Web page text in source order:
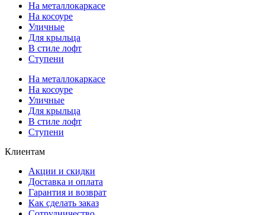
На металлокаркасе
На косоуре
Уличные
Для крыльца
В стиле лофт
Ступени
На металлокаркасе
На косоуре
Уличные
Для крыльца
В стиле лофт
Ступени
Клиентам
Акции и скидки
Доставка и оплата
Гарантия и возврат
Как сделать заказ